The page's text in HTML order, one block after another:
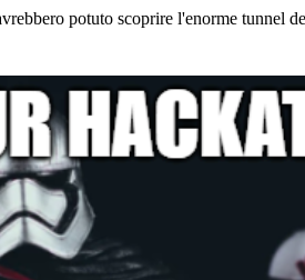
potuto scoprire l'enorme tunnel